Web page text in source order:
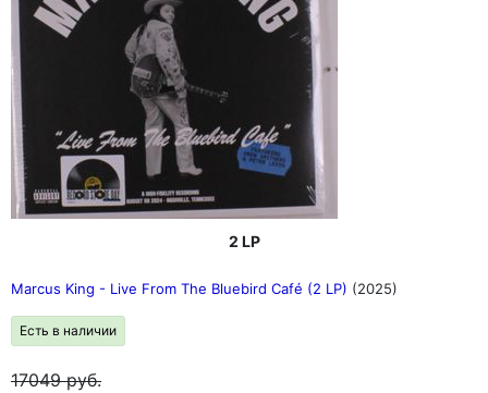
2 LP
Marcus King - Live From The Bluebird Café (2 LP) (2025)
Есть в наличии
17049руб.